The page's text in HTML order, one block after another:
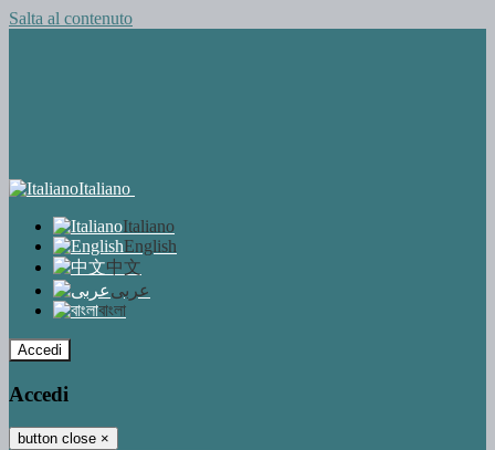
Salta al contenuto
Italiano
Italiano
English
中文
عربى
বাংলা
Accedi
Accedi
button close ×